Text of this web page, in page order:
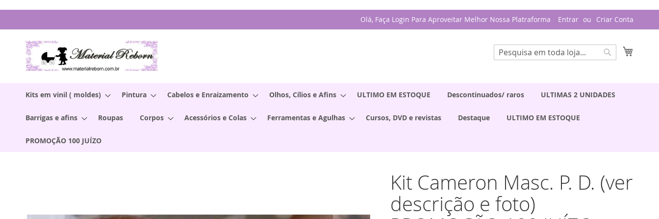
para
o
conteúdo
Olá, Faça Login Para Aproveitar Melhor Nossa Platraforma Entrar Criar Conta
Pesquisa
Kits em vinil ( moldes) Pintura Cabelos e Enraizamento Olhos, Cílios e Afins ULTIMO EM ESTOQUE Descontinuados/ raros ULTIMAS 2 UNIDADES
Barrigas e afins Roupas Corpos Acessórios e Colas Ferramentas e Agulhas Cursos, DVD e revistas Destaque ULTIMO EM ESTOQUE
PROMOÇÃO 100 JUÍZO
Kit Cameron Masc. P. D. (ver
descrição e foto)
da